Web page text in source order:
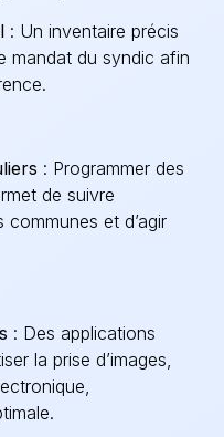
: Un inventaire précis
mandat du syndic afin
: Programmer des
de suivre
communes et d’agir
: Des applications
la prise d’images,